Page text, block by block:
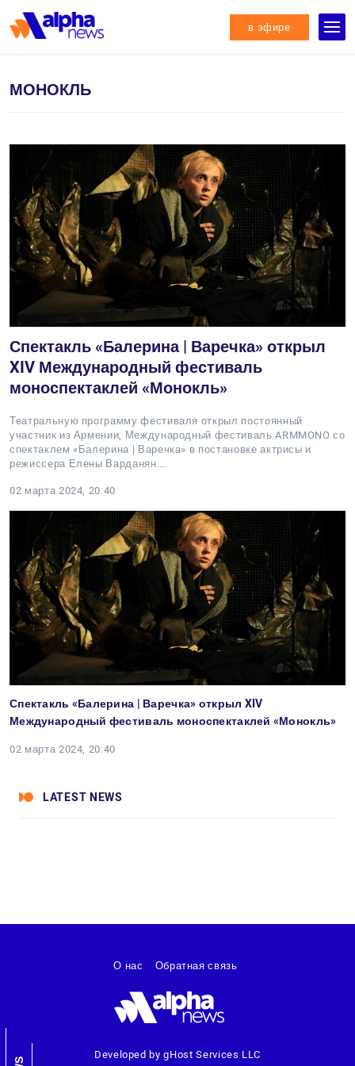
в эфире
МОНОКЛЬ
Спектакль «Балерина | Варечка» открыл
XIV Международный фестиваль
моноспектаклей «Монокль»
Театральную программу фестиваля открыл постоянный
участник из Армении, Международный фестиваль ARMMONO со
спектаклем «Балерина | Варечка» в постановке актрисы и
режиссера Елены Варданян.…
02 марта 2024, 20:40
Спектакль «Балерина | Варечка» открыл XIV
Международный фестиваль моноспектаклей «Монокль»
02 марта 2024, 20:40
LATEST NEWS
Developed by gHost Services LLC
О нас Обратная связь